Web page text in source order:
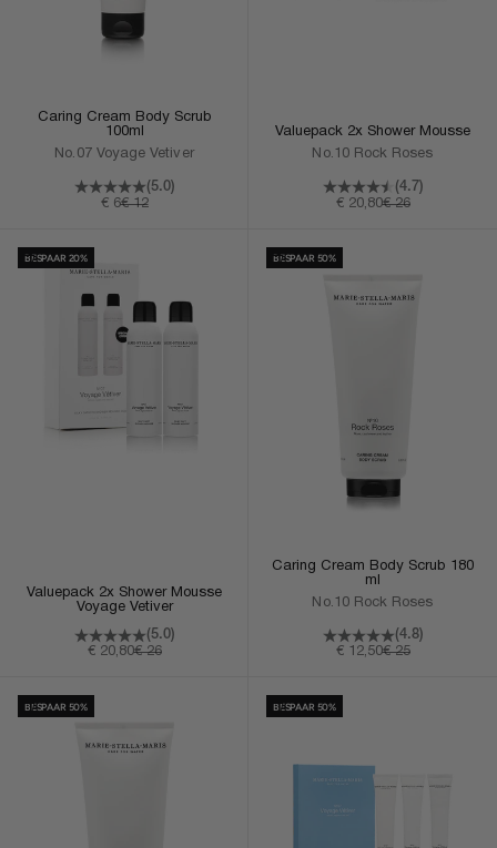
Caring Cream Body Scrub
100ml
No.07 Voyage Vetiver
(5.0)
Aanbiedingsprijs
€ 6Normale prijs
€ 12
Valuepack 2x Shower Mousse
No.10 Rock Roses
(4.7)
Aanbiedingsprijs
€ 20,80Normale prijs
€ 26
BESPAAR 20%
In Winkelmand
Valuepack 2x Shower Mousse
Voyage Vetiver
(5.0)
Aanbiedingsprijs
€ 20,80Normale prijs
€ 26
BESPAAR 50%
In Winkelmand
Caring Cream Body Scrub 180
ml
No.10 Rock Roses
(4.8)
Aanbiedingsprijs
€ 12,50Normale prijs
€ 25
BESPAAR 50%
In Winkelmand BESPAAR 50%
In Winkelmand